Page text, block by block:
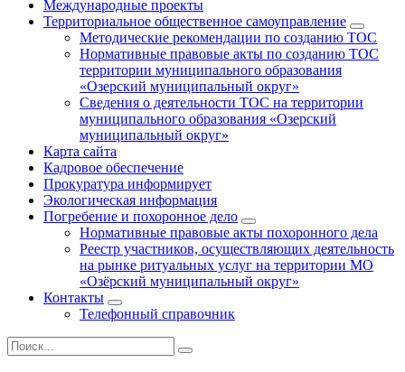
Международные проекты
Территориальное общественное самоуправление
Методические рекомендации по созданию ТОС
Нормативные правовые акты по созданию ТОС
территории муниципального образования
«Озерский муниципальный округ»
Сведения о деятельности ТОС на территории
муниципального образования «Озерский
муниципальный округ»
Карта сайта
Кадровое обеспечение
Прокуратура информирует
Экологическая информация
Погребение и похоронное дело
Нормативные правовые акты похоронного дела
Реестр участников, осуществляющих деятельность
на рынке ритуальных услуг на территории МО
«Озёрский муниципальный округ»
Контакты
Телефонный справочник